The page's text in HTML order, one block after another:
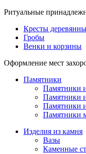
Ритуальные
Кресты
Гробы
Венки и корзины
Оформление мест
Памятники
Памятники
Памятники
Памятники
Памятники
Изделия из камня
Вазы
Каменные